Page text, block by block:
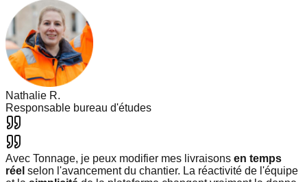
Nathalie R.
Responsable bureau d'études
Avec Tonnage, je peux modifier mes livraisons en temps
réel selon l'avancement du chantier. La réactivité de l'équipe